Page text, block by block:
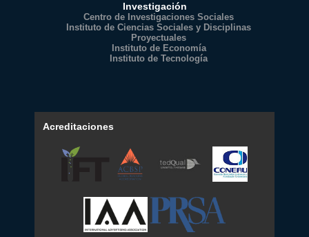
Investigación
Centro de Investigaciones Sociales
Instituto de Ciencias Sociales y Disciplinas
Proyectuales
Instituto de Economía
Instituto de Tecnología
Acreditaciones